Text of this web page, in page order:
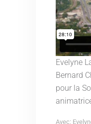
Evelyne
Bernard
pour la
Avec: